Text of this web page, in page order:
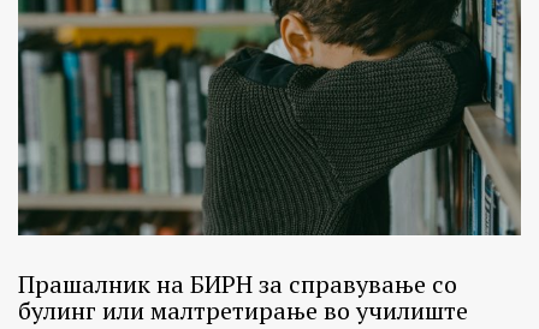
Прашалник на БИРН за справување со
булинг или малтретирање во училиште